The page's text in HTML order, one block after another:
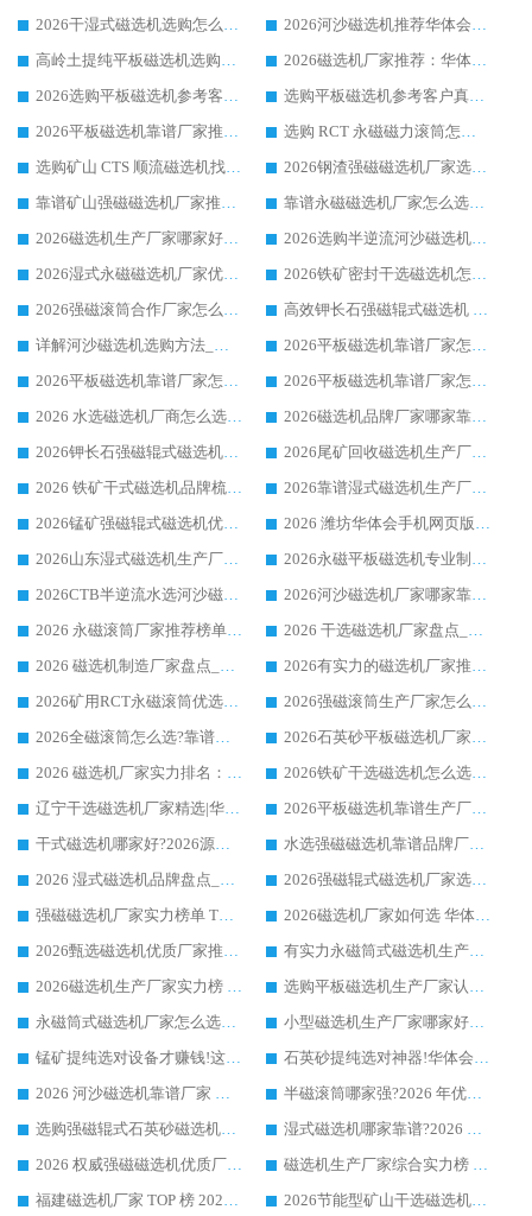
2026干湿式磁选机选购怎么选?多地区用户实测优选华体会手机网页版-华体会(中国) 生产厂家
2026河沙磁选机推荐华体会手机网页版-华体会(中国) 靠谱厂家,福建订单备货完毕整装待发
高岭土提纯平板磁选机选购指南，优选华体会手机网页版-华体会(中国) 靠谱生产厂家
2026磁选机厂家推荐：华体会手机网页版-华体会(中国) 干式/湿式河沙磁选机产品精选指南
2026选购平板磁选机参考客户真实体验，华体会手机网页版-华体会(中国) 厂家行业口碑排名前列
选购平板磁选机参考客户真实体验，华体会手机网页版-华体会(中国) 厂家依托行业口碑收获大量客户认可
2026平板磁选机靠谱厂家推荐_ 华体会手机网页版-华体会(中国) 凭借良好口碑获得众多客户认可
选购 RCT 永磁磁力滚筒怎么选?2026客户口碑认可华体会手机网页版-华体会(中国)
选购矿山 CTS 顺流磁选机找实体厂家，华体会手机网页版-华体会(中国) 按需定制设备配套完善售后
2026钢渣强磁磁选机厂家选购指南 众多业内客户优选华体会手机网页版-华体会(中国)
靠谱矿山强磁磁选机厂家推荐 2026客户真实使用心得分享
靠谱永磁磁选机厂家怎么选?福建客户真实体验分享华体会手机网页版-华体会(中国) 品牌
2026磁选机生产厂家哪家好?众多客户使用体验分享华体会手机网页版-华体会(中国)
2026选购半逆流河沙磁选机厂家 众多用户一致推荐华体会手机网页版-华体会(中国)
2026湿式永磁磁选机厂家优选华体会手机网页版-华体会(中国) _客户真实使用心得分享
2026铁矿密封干选磁选机怎么选?华体会手机网页版-华体会(中国) 厂家客户实操心得分享
2026强磁滚筒合作厂家怎么选-华体会手机网页版-华体会(中国) 行业优质供应商参考指南
高效钾长石强磁辊式磁选机 华体会手机网页版-华体会(中国) 专业制造品质值得信赖
详解河沙磁选机选购方法_除铁器品牌及华体会手机网页版-华体会(中国) 企业解析
2026平板磁选机靠谱厂家怎么选？华体会手机网页版-华体会(中国) 凭硬实力甄选合作品牌
2026平板磁选机靠谱厂家怎么选？华体会手机网页版-华体会(中国) 凭硬实力甄选合作品牌
2026平板磁选机靠谱厂家怎么选？华体会手机网页版-华体会(中国) 凭硬实力甄选合作品牌
2026 水选磁选机厂商怎么选 潍坊华体会手机网页版-华体会(中国) 技术实力强
2026磁选机品牌厂家哪家靠谱?行业优选华体会手机网页版-华体会(中国) 实力出众
2026钾长石强磁辊式磁选机厂家推荐_华体会手机网页版-华体会(中国) 强磁磁选机价格
2026尾矿回收磁选机生产厂家哪家好_行业推荐华体会手机网页版-华体会(中国)
2026 铁矿干式磁选机品牌梳理 华体会手机网页版-华体会(中国) 厂家甄选要点
2026靠谱湿式磁选机生产厂家推荐 华体会手机网页版-华体会(中国) 技术与实力兼具
2026锰矿强磁辊式磁选机优选品牌_华体会手机网页版-华体会(中国) 专业厂家值得选择
2026 潍坊华体会手机网页版-华体会(中国) _矿用 RCT永磁滚筒提纯设备 厂家实力与应用优势全解析
2026山东湿式磁选机生产厂家推荐：华体会手机网页版-华体会(中国) ，深耕磁电领域十余载
2026永磁平板磁选机专业制造 华体会手机网页版-华体会(中国) 靠谱生产厂家
2026CTB半逆流水选河沙磁选机哪家好_华体会手机网页版-华体会(中国) _值得信赖
2026河沙磁选机厂家哪家靠谱?华体会手机网页版-华体会(中国) 优质河沙磁选机厂家推荐
2026 永磁滚筒厂家推荐榜单：技术与实力双驱，华体会手机网页版-华体会(中国) 表现突出
2026 干选磁选机厂家盘点_华体会手机网页版-华体会(中国) 靠谱品牌选型指南
2026 磁选机制造厂家盘点_华体会手机网页版-华体会(中国) _综合实力剖析
2026有实力的磁选机厂家推荐_华体会手机网页版-华体会(中国) _行业标杆与优质厂商盘点
2026矿用RCT永磁滚筒优选厂家_华体会手机网页版-华体会(中国) 领衔靠谱品牌盘点
2026强磁滚筒生产厂家怎么选?行业口碑推荐华体会手机网页版-华体会(中国)
2026全磁滚筒怎么选?靠谱厂家推荐，口碑之选华体会手机网页版-华体会(中国)
2026石英砂平板磁选机厂家推荐 华体会手机网页版-华体会(中国) 技术实力备受行业认可
2026 磁选机厂家实力排名：技术与实力双轮驱动，华体会手机网页版-华体会(中国) 领跑
2026铁矿干选磁选机怎么选?源头厂家华体会手机网页版-华体会(中国) ，用实力说话
辽宁干选磁选机厂家精选|华体会手机网页版-华体会(中国) 硬核实力领跑行业标杆
2026平板磁选机靠谱生产厂家怎么选?行业标杆华体会手机网页版-华体会(中国) ，凭硬实力脱颖而出
干式磁选机哪家好?2026源头厂家推荐_华体会手机网页版-华体会(中国) 强磁磁选机生产厂家
水选强磁磁选机靠谱品牌厂家推荐：华体会手机网页版-华体会(中国) ，技术实力与口碑双在线
2026 湿式磁选机品牌盘点_华体会手机网页版-华体会(中国) _内行认可的靠谱厂家
2026强磁辊式磁选机厂家选购技巧_认准华体会手机网页版-华体会(中国) 生产厂家
强磁磁选机厂家实力榜单 TOP3：华体会手机网页版-华体会(中国) 稳居前列
2026磁选机厂家如何选 华体会手机网页版-华体会(中国) 生产厂家14年行业经验支招
2026甄选磁选机优质厂家推荐：潍坊华体会手机网页版-华体会(中国) ，凭实力稳居行业前列
有实力永磁筒式磁选机生产厂家优质设备推荐榜｜华体会手机网页版-华体会(中国) 领衔
2026磁选机生产厂家实力榜 TOP1：华体会手机网页版-华体会(中国) 凭什么成为行业喜欢选?
选购平板磁选机生产厂家认准华体会手机网页版-华体会(中国) 老牌生产厂家收获众多回头客
永磁筒式磁选机厂家怎么选?14 年老厂华体会手机网页版-华体会(中国) 凭实力出圈，这 5 大优势太圈粉
小型磁选机生产厂家哪家好?2026 年实测推荐，华体会手机网页版-华体会(中国) 十年口碑厂值得闭眼入
锰矿提纯选对设备才赚钱!这家临朐厂家的强磁辊磁选机凭啥成行业标杆?
石英砂提纯选对神器!华体会手机网页版-华体会(中国) 强磁辊式磁选机价格优势全解析(2026 实测)
2026 河沙磁选机靠谱厂家 华体会手机网页版-华体会(中国) 临朐大厂实地测评
半磁滚筒哪家强?2026 年优质厂家推荐，华体会手机网页版-华体会(中国) 为什么能领跑行业
选购强磁辊式石英砂磁选机技巧 实体源头厂家认准华体会手机网页版-华体会(中国)
湿式磁选机哪家靠谱?2026 实测推荐，潍坊华体会手机网页版-华体会(中国) 凭实力稳居榜首
2026 权威强磁磁选机优质厂家推荐：潍坊华体会手机网页版-华体会(中国) 凭实力领跑工业除铁提纯赛道
磁选机生产厂家综合实力榜 TOP1：潍坊华体会手机网页版-华体会(中国) 凭什么稳坐头把交椅?
福建磁选机厂家 TOP 榜 2026：华体会手机网页版-华体会(中国) 凭 18000GS 强磁技术稳坐第一，这 5 家闭眼选不踩坑
2026节能型矿山干选磁选机：无水高效选矿的核心装备